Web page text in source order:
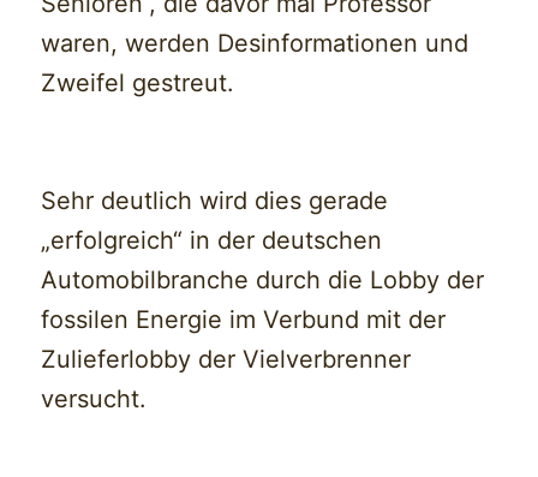
waren, werden Desinformationen und
Zweifel gestreut.
Sehr deutlich wird dies gerade
„erfolgreich“ in der deutschen
Automobilbranche durch die Lobby der
fossilen Energie im Verbund mit der
Zulieferlobby der Vielverbrenner
versucht.